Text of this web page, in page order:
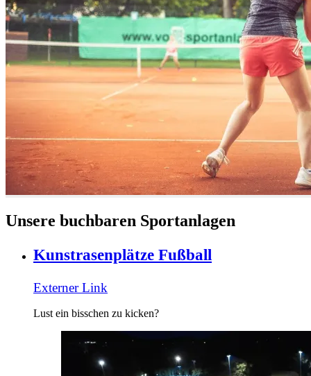
Unsere buchbaren Sportanlagen
Kunstrasenplätze Fußball
Externer Link
Lust ein bisschen zu kicken?